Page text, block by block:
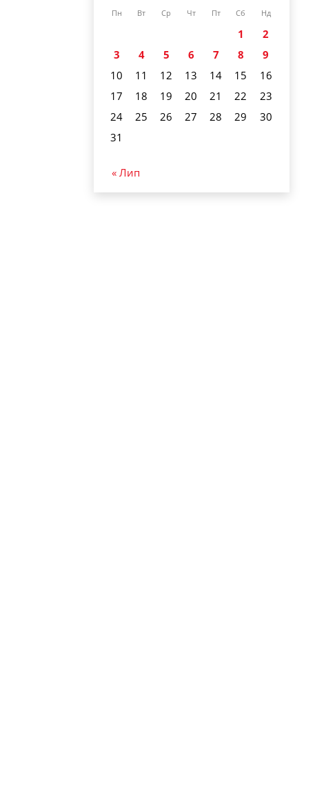
Пн Вт Ср Чт Пт Сб Нд
1
2
3
4 5 6 7 8
9
10
11 12 13 14 15
16
17
18 19 20 21 22
23
24
25 26 27 28 29
30
31
« Лип